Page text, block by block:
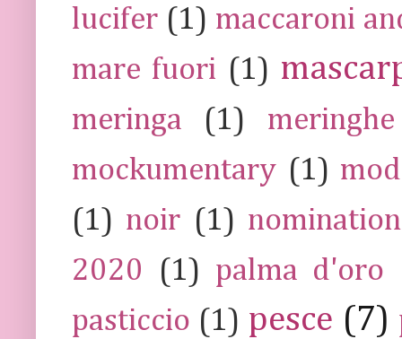
lucifer (1) maccaroni
mare fuori (1)
meringa (1)
meringhe
mockumentary (1)
(1) noir (1)
2020
(1) palma d'oro
pasticcio (1) pesce (7)